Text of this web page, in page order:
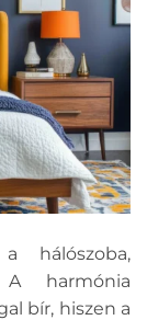
hálószoba,
harmónia
bír, hiszen a